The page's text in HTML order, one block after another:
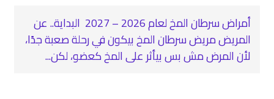
أمراض سرطان المخ لعام 2026 – 2027 ‍ البداية.. عن
المريض مريض سرطان المخ بيكون في رحلة صعبة جدًا،
لأن المرض مش بس بيأثر على المخ كعضو، لكن...